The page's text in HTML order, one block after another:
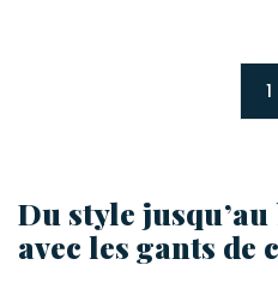
1
Du style
avec les gants de